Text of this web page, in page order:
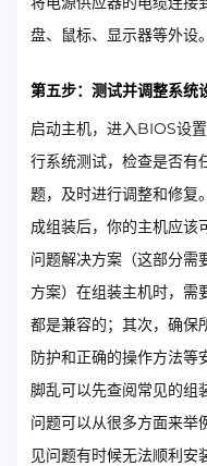
盘、鼠标、显示器等外设
第五步：测试并调整系统
启动主机，进入BIOS设
行系统测试，检查是否有
题，及时进行调整和修复
成组装后，你的主机应该
问题解决方案（这部分需
方案）在组装主机时，需
都是兼容的；其次，确保
防护和正确的操作方法等
脚乱可以先查阅常见的组
问题可以从很多方面来举
见问题有时候无法顺利安